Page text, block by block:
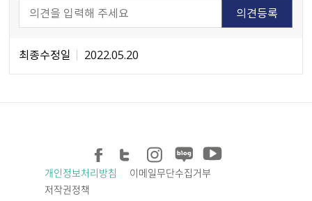
최종수정일 2022.05.20
개인정보처리방침
이메일무단수집거부
저작권정책